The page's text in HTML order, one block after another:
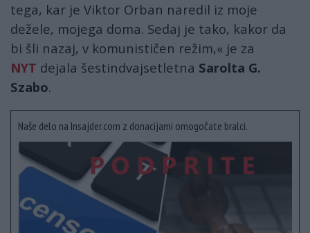
tega, kar je Viktor Orban naredil iz moje
dežele, mojega doma. Sedaj je tako, kakor da
bi šli nazaj, v komunističen režim,« je za
NYT dejala šestindvajsetletna Sarolta G.
Szabo.
Naše delo na Insajder.com z donacijami omogočate bralci.